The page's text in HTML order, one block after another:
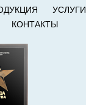
УСЛУГИ
КОНТАКТЫ